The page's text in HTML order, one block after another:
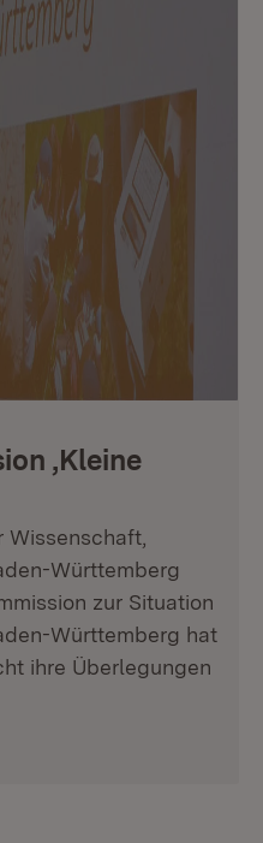
‚Kleine
Wissenschaft,
Württemberg
zur Situation
Württemberg hat
ihre Überlegungen